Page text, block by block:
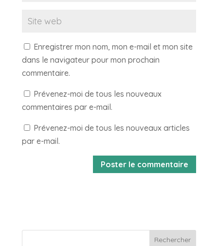
Enregistrer mon nom, mon e-mail et mon site
dans le navigateur pour mon prochain
commentaire.
Prévenez-moi de tous les nouveaux
commentaires par e-mail.
Prévenez-moi de tous les nouveaux articles
par e-mail.
Rechercher